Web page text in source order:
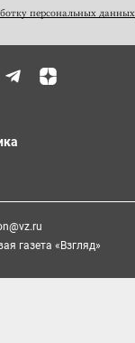
персональных данных
газета «Взгляд»